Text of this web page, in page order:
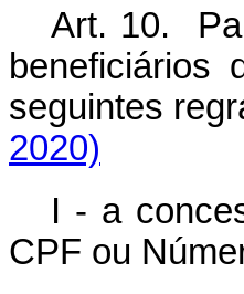
Art. 10.
beneficiários
seguintes
2020)
I - a
CPF ou